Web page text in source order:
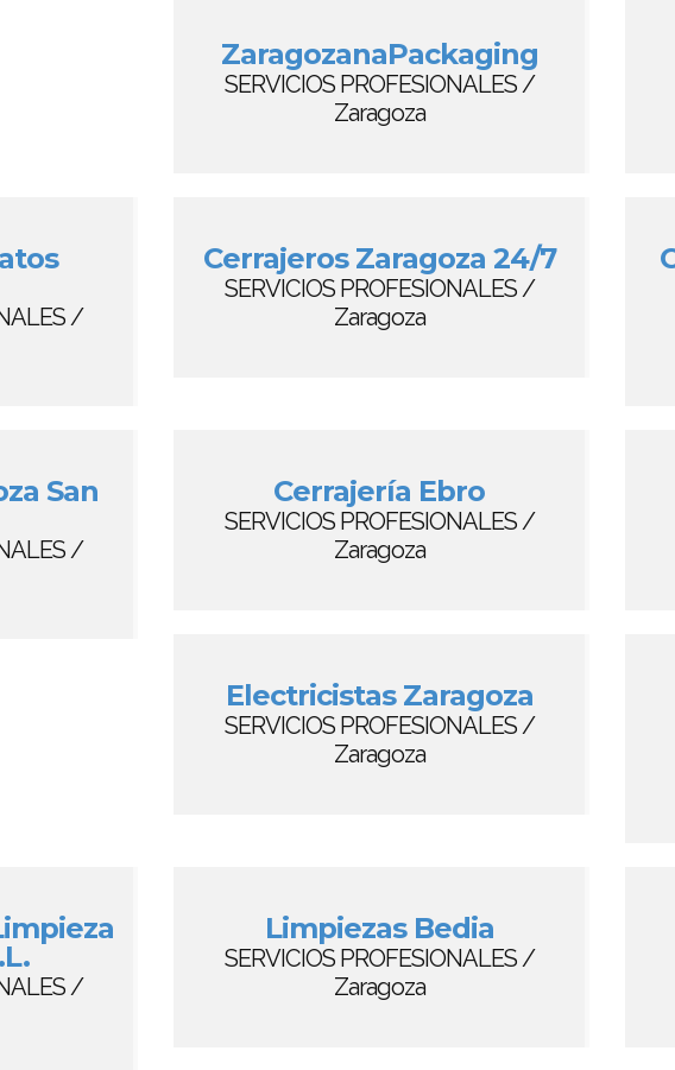
ZaragozanaPackaging
SERVICIOS PROFESIONALES /
Zaragoza
/
Cerrajeros Zaragoza 24/7
SERVICIOS PROFESIONALES /
Zaragoza
San
/
Cerrajería Ebro
SERVICIOS PROFESIONALES /
Zaragoza
Electricistas Zaragoza
SERVICIOS PROFESIONALES /
Zaragoza
/
Limpiezas Bedia
SERVICIOS PROFESIONALES /
Zaragoza